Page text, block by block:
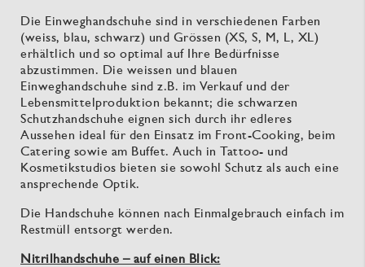
Die Einweghandschuhe sind in verschiedenen Farben
(weiss, blau, schwarz) und Grössen (XS, S, M, L, XL)
erhältlich und so optimal auf Ihre Bedürfnisse
abzustimmen. Die weissen und blauen
Einweghandschuhe sind z.B. im Verkauf und der
Lebensmittelproduktion bekannt; die schwarzen
Schutzhandschuhe eignen sich durch ihr edleres
Aussehen ideal für den Einsatz im Front-Cooking, beim
Catering sowie am Buffet. Auch in Tattoo- und
Kosmetikstudios bieten sie sowohl Schutz als auch eine
ansprechende Optik.
Die Handschuhe können nach Einmalgebrauch einfach im
Restmüll entsorgt werden.
Nitrilhandschuhe – auf einen Blick: